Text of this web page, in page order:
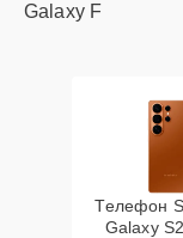
Galaxy F
Телефон
Galaxy